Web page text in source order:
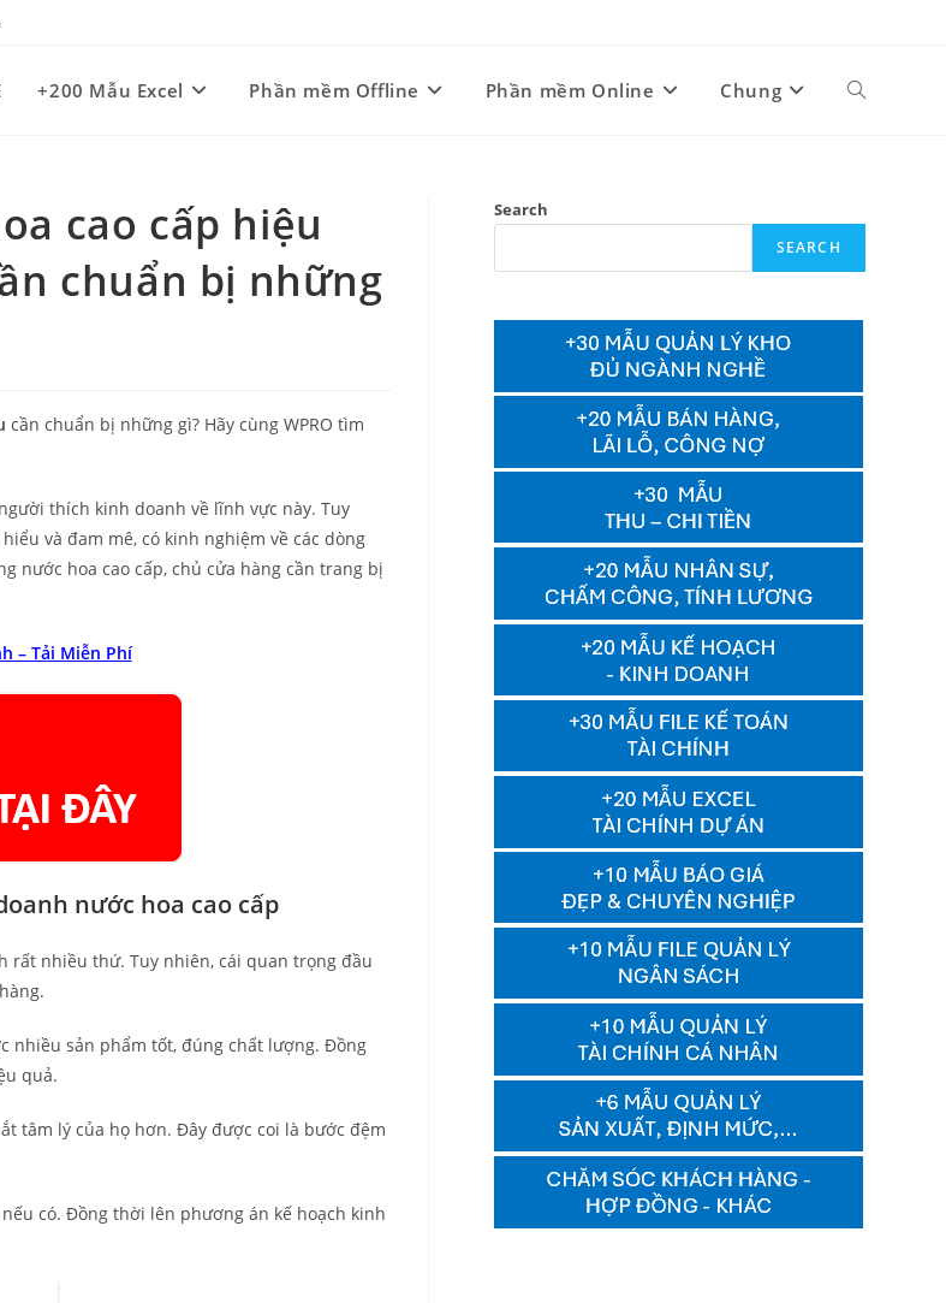
+200 Mẫu Excel Phần mềm Offline Phần mềm Online Chung Toggle
search
cao cấp hiệu
chuẩn bị những
cần chuẩn bị những gì? Hãy cùng WPRO tìm
thích kinh doanh về lĩnh vực này. Tuy
và đam mê, có kinh nghiệm về các dòng
nước hoa cao cấp, chủ cửa hàng cần trang bị
– Tải Miễn Phí
nước hoa cao cấp
rất nhiều thứ. Tuy nhiên, cái quan trọng đầu
nhiều sản phẩm tốt, đúng chất lượng. Đồng
quả.
tâm lý của họ hơn. Đây được coi là bước đệm
có. Đồng thời lên phương án kế hoạch kinh
Search
SEARCH